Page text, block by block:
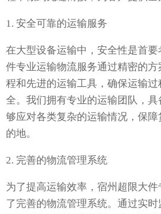
1. 安全可靠的运输服务
在大型设备运输中，安全性是首
件专业运输物流服务通过精密的
程和先进的运输工具，确保运输
全。我们拥有专业的运输团队，
够应对各类复杂的运输情况，保障
的地。
2. 完善的物流管理系统
为了提高运输效率，宿州超限大
了完善的物流管理系统。通过实